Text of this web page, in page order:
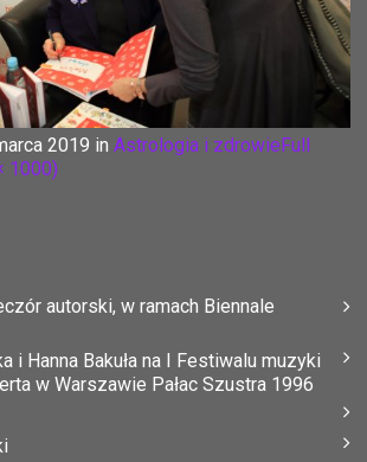
2019 in Astrologia i zdrowieFull
1000)
autorski, w ramach Biennale
i Hanna Bakuła na I Festiwalu muzyki
w Warszawie Pałac Szustra 1996